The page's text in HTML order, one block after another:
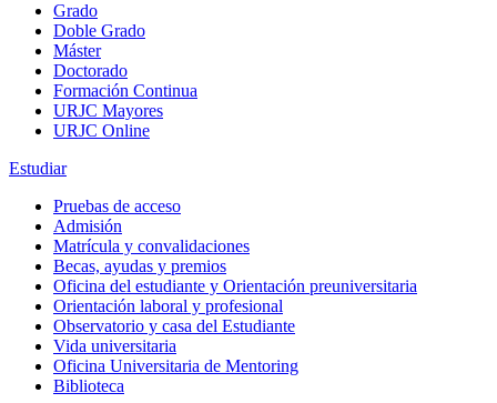
Grado
Doble Grado
Máster
Doctorado
Formación Continua
URJC Mayores
URJC Online
Estudiar
Pruebas de acceso
Admisión
Matrícula y convalidaciones
Becas, ayudas y premios
Oficina del estudiante y Orientación preuniversitaria
Orientación laboral y profesional
Observatorio y casa del Estudiante
Vida universitaria
Oficina Universitaria de Mentoring
Biblioteca